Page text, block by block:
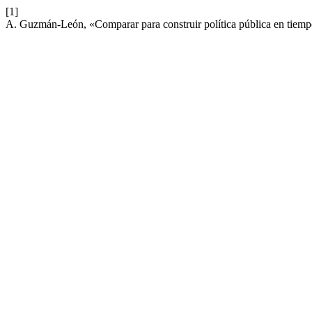
[1]
A. Guzmán-León, «Comparar para construir política pública en